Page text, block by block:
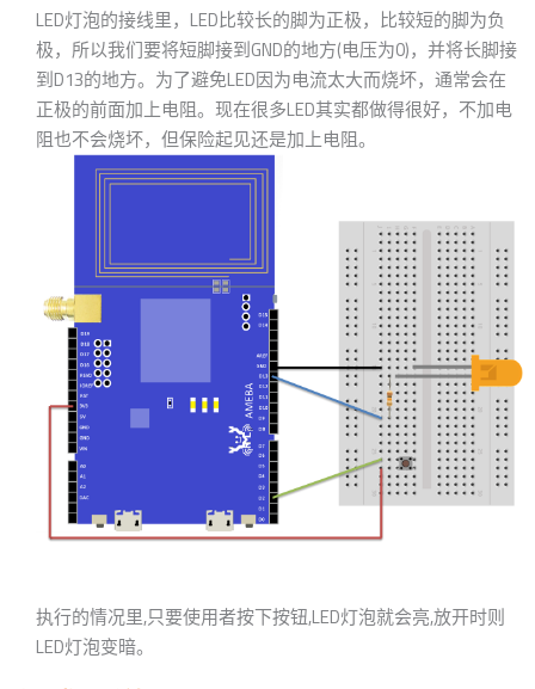
LED灯泡的接线里，LED比较长的脚为正极，比较短的脚为负
极，所以我们要将短脚接到GND的地方(电压为0)，并将长脚接
到D13的地方。为了避免LED因为电流太大而烧坏，通常会在
正极的前面加上电阻。现在很多LED其实都做得很好，不加电
阻也不会烧坏，但保险起见还是加上电阻。
执行的情况里,只要使用者按下按钮,LED灯泡就会亮,放开时则
LED灯泡变暗。